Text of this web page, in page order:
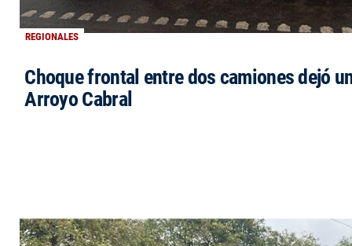
REGIONALES
Choque frontal entre dos camiones dejó
Arroyo Cabral